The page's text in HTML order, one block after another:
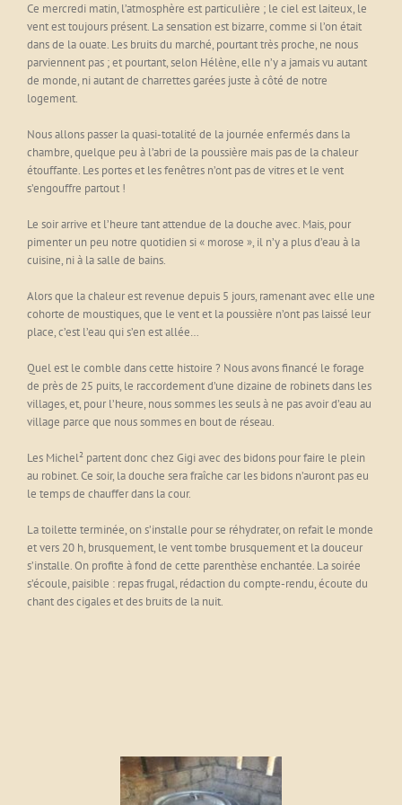
Ce mercredi matin, l’atmosphère est particulière ; le ciel est laiteux, le
vent est toujours présent. La sensation est bizarre, comme si l’on était
dans de la ouate. Les bruits du marché, pourtant très proche, ne nous
parviennent pas ; et pourtant, selon Hélène, elle n’y a jamais vu autant
de monde, ni autant de charrettes garées juste à côté de notre
logement.
Nous allons passer la quasi-totalité de la journée enfermés dans la
chambre, quelque peu à l’abri de la poussière mais pas de la chaleur
étouffante. Les portes et les fenêtres n’ont pas de vitres et le vent
s’engouffre partout !
Le soir arrive et l’heure tant attendue de la douche avec. Mais, pour
pimenter un peu notre quotidien si « morose », il n’y a plus d’eau à la
cuisine, ni à la salle de bains.
Alors que la chaleur est revenue depuis 5 jours, ramenant avec elle une
cohorte de moustiques, que le vent et la poussière n’ont pas laissé leur
place, c’est l’eau qui s’en est allée…
Quel est le comble dans cette histoire ? Nous avons financé le forage
de près de 25 puits, le raccordement d’une dizaine de robinets dans les
villages, et, pour l’heure, nous sommes les seuls à ne pas avoir d’eau au
village parce que nous sommes en bout de réseau.
Les Michel² partent donc chez Gigi avec des bidons pour faire le plein
au robinet. Ce soir, la douche sera fraîche car les bidons n’auront pas eu
le temps de chauffer dans la cour.
La toilette terminée, on s’installe pour se réhydrater, on refait le monde
et vers 20 h, brusquement, le vent tombe brusquement et la douceur
s’installe. On profite à fond de cette parenthèse enchantée. La soirée
s’écoule, paisible : repas frugal, rédaction du compte-rendu, écoute du
chant des cigales et des bruits de la nuit.
Cantine de Foua-Loul